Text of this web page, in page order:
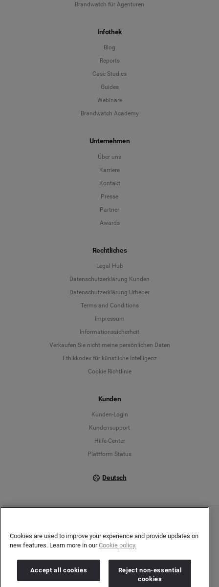
Brandwatch für Agenturen
Infothek
Blog
Reports
Case Studies
Guides
Webinare
Brandwatch Academy
Unternehmen
Über uns
Karriere
Kontakt
Presse
Partner
Awards
Rechtliches
Legal Hub
Datenschutzerklärung Kunden
Datenschutzerklärung Urheber
Terms and Conditions
Impressum
Informationssicherheit
Verkaufen Sie nicht meine persönlichen Daten
Ethikkodex für künstliche Intelligenz
Cookie Richtlinie
Kunden
Kunden-Login
Kundensupport
Hilfe-Center
Plattform Status
Deutsch
Deutsch
English
60549 Frankfurt/Main
Registergericht: Amtsgericht Frankfurt am Main | Registernummer: HRB 138083 |
Umsatzsteuer-Identifikationsnummer: DE278408482
Cookies are used to improve your experience and provide updates on
new features. Learn more in ourCookie policy.
Accept all cookies
Reject non-essential
cookies